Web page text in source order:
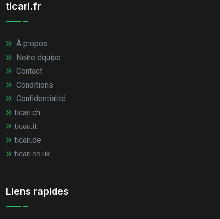
ticari.fr
À propos
Notre équipe
Contact
Conditions
Confidentialité
ticari.ch
ticari.it
ticari.de
ticari.co.uk
Liens rapides